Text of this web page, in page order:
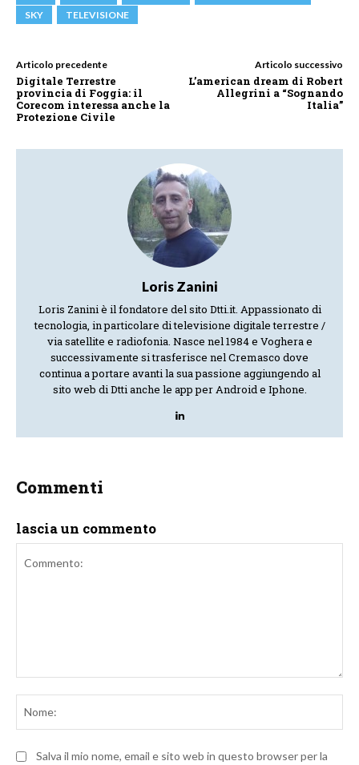
SKY
TELEVISIONE
Articolo precedente
Digitale Terrestre
provincia di Foggia: il
Corecom interessa anche la
Protezione Civile
Articolo successivo
L’american dream di Robert
Allegrini a “Sognando
Italia”
Loris Zanini
Loris Zanini è il fondatore del sito Dtti.it. Appassionato di
tecnologia, in particolare di televisione digitale terrestre /
via satellite e radiofonia. Nasce nel 1984 e Voghera e
successivamente si trasferisce nel Cremasco dove
continua a portare avanti la sua passione aggiungendo al
sito web di Dtti anche le app per Android e Iphone.
Commenti
lascia un commento
Salva il mio nome, email e sito web in questo browser per la